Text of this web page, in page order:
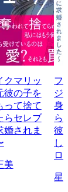
クマリッ
彼の子を
って捨て
らセレブ
婚されま
美
フ
ジ
身
ら
彼
し
ロ
星